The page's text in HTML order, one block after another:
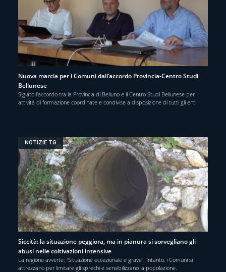
Nuova marcia per i Comuni dall’accordo Provincia-Centro Studi
Bellunese
Siglato l’accordo tra la Provincia di Belluno e il Centro Studi Bellunese per
attività di formazione coordinate e condivise a disposizione di tutti gli enti
NOTIZIE TG
Siccità: la situazione peggiora, ma in pianura si sorvegliano gli
abusi nelle coltivazioni intensive
La regione avverte: “Situazione eccezionale e grave”. Intanto, i Comuni si
attrezzano per limitare gli sprechi e sensibilizzano la popolazione.